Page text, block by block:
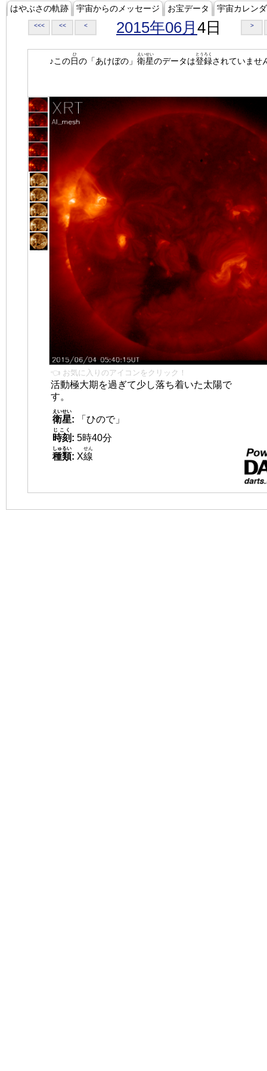
はやぶさの軌跡 宇宙からのメッセージ お宝データ 宇宙カレン
<<< << < 2015年06月 4日 >
♪この日
ひ
の「あけぼの」 衛星
えいせい
のデータは登録
とうろく
されていませ
👈 お気に入りのアイコンをクリック！
活動極大期を過ぎて少し落ち着いた太陽で
す。
衛星
えいせい
:
「ひので」
時刻
じこく
: 5時40分
種類
しゅるい
: X線
せん